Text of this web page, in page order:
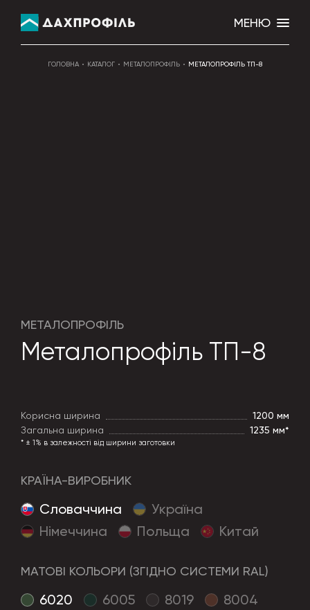
МЕНЮ
ГОЛОВНА КАТАЛОГ МЕТАЛОПРОФІЛЬ МЕТАЛОПРОФІЛЬ ТП-8
МЕТАЛОПРОФІЛЬ
Металопрофіль ТП-8
Корисна ширина
1200 мм
Загальна ширина
1235 мм*
* ± 1% в залежності від ширини заготовки
КРАЇНА-ВИРОБНИК
Cловаччина
Україна
Німеччина
Польща Китай
МАТОВІ КОЛЬОРИ (ЗГІДНО СИСТЕМИ RAL)
6020 6005 8019
8004